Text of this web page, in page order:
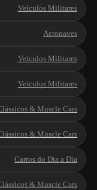
Veículos Militares
Aeronaves
Veículos Militares
Veículos Militares
& Muscle Cars
& Muscle Cars
Carros do Dia a Dia
& Muscle Cars